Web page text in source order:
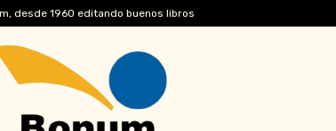
desde 1960 editando buenos libros